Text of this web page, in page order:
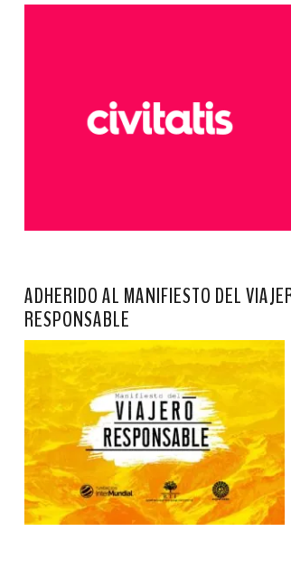
ADHERIDO AL MANIFIESTO DEL
RESPONSABLE